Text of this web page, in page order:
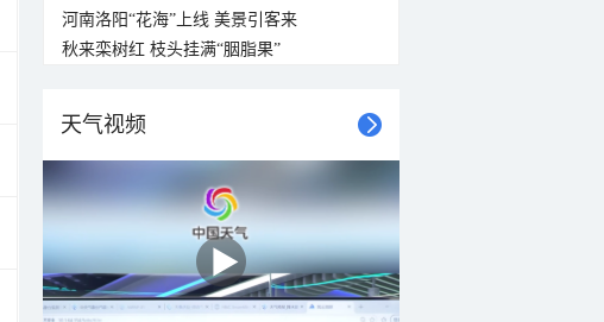
河南洛阳“花海”上线 美景引客来
秋来栾树红 枝头挂满“胭脂果”
天气视频